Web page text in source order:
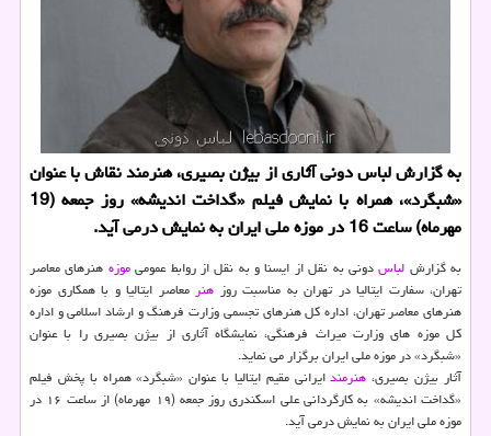
به گزارش لباس دونی آثاری از بیژن بصیری، هنرمند نقاش با عنوان
«شبگرد»، همراه با نمایش فیلم «گداخت اندیشه» روز جمعه (19
مهرماه) ساعت 16 در موزه ملی ایران به نمایش درمی آید.
به گزارش لباسدونی به نقل از ایسنا و به نقل از روابط عمومیموزه هنرهای معاصر
تهران، سفارت ایتالیا در تهران به مناسبت روز هنر معاصر ایتالیا و با همكاری موزه
هنرهای معاصر تهران، اداره كل هنرهای تجسمی وزارت فرهنگ و ارشاد اسلامی و اداره
كل موزه های وزارت میراث فرهنگی، نمایشگاه آثاری از بیژن بصیری را با عنوان
«شبگرد» در موزه ملی ایران برگزار می نماید.
آثار بیژن بصیری، هنرمندایرانی مقیم ایتالیا با عنوان «شبگرد» همراه با پخش فیلم
«گداخت اندیشه» به كارگردانی علی اسكندری روز جمعه (۱۹ مهرماه) از ساعت ۱۶ در
موزه ملی ایران به نمایش درمی آید.